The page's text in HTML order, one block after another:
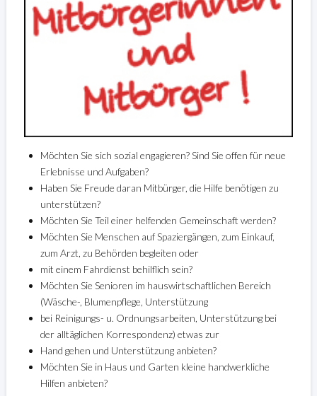
Möchten Sie sich sozial engagieren? Sind Sie offen für neue
Erlebnisse und Aufgaben?
Haben Sie Freude daran Mitbürger, die Hilfe benötigen zu
unterstützen?
Möchten Sie Teil einer helfenden Gemeinschaft werden?
Möchten Sie Menschen auf Spaziergängen, zum Einkauf,
zum Arzt, zu Behörden begleiten oder
mit einem Fahrdienst behilflich sein?
Möchten Sie Senioren im hauswirtschaftlichen Bereich
(Wäsche-, Blumenpflege, Unterstützung
bei Reinigungs- u. Ordnungsarbeiten, Unterstützung bei
der alltäglichen Korrespondenz) etwas zur
Hand gehen und Unterstützung anbieten?
Möchten Sie in Haus und Garten kleine handwerkliche
Hilfen anbieten?